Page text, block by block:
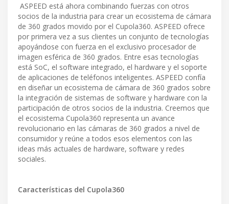
ASPEED está ahora combinando fuerzas con otros
socios de la industria para crear un ecosistema de cámara
de 360 grados movido por el Cupola360. ASPEED ofrece
por primera vez a sus clientes un conjunto de tecnologías
apoyándose con fuerza en el exclusivo procesador de
imagen esférica de 360 grados. Entre esas tecnologías
está SoC, el software integrado, el hardware y el soporte
de aplicaciones de teléfonos inteligentes. ASPEED confía
en diseñar un ecosistema de cámara de 360 grados sobre
la integración de sistemas de software y hardware con la
participación de otros socios de la industria. Creemos que
el ecosistema Cupola360 representa un avance
revolucionario en las cámaras de 360 grados a nivel de
consumidor y reúne a todos esos elementos con las
ideas más actuales de hardware, software y redes
sociales.
Características del Cupola360